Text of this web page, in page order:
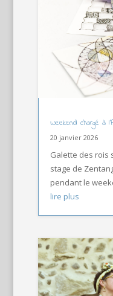
Weekend chargé à
20 janvier 2026
Galette des rois
stage de
pendant le
lire plus